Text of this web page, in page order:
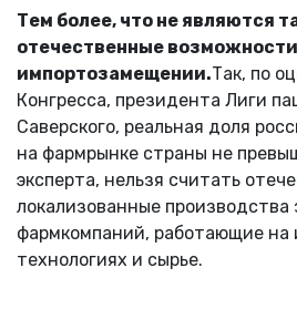
Тем более, что не являются
отечественные
импортозамещении.Так, по
Конгресса, президента Лиги
Саверского, реальная доля
на фармрынке страны не
эксперта, нельзя считать
локализованные
фармкомпаний, работающие на
технологиях и сырье.